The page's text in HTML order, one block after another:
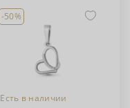
-50%
Есть в наличии